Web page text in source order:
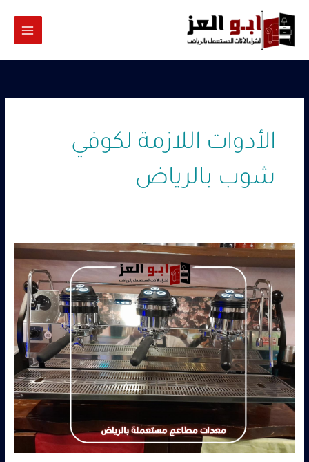
المحتوى
الأدوات اللازمة لكوفي
شوب بالرياض
شراء
الكوفي
شوب
بالرياض
0560485279
–
شركة
ابو
العز